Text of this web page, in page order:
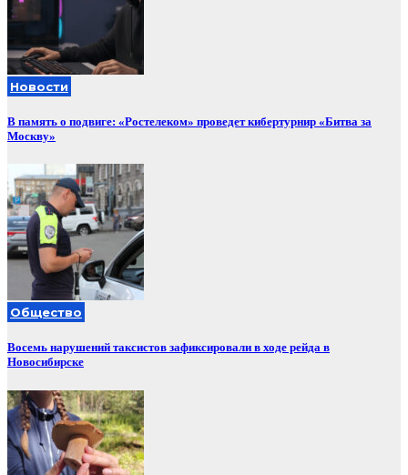
Новости
В память о подвиге: «Ростелеком» проведет кибертурнир «Битва за
Москву»
Общество
Восемь нарушений таксистов зафиксировали в ходе рейда в
Новосибирске